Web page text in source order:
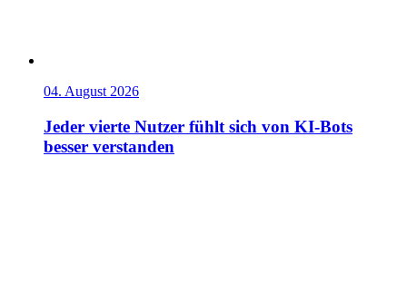
04. August 2026
Jeder vierte Nutzer fühlt sich von KI-Bots
besser verstanden